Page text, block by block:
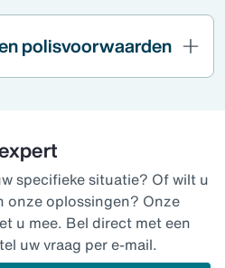
polisvoorwaarden
specifieke situatie? Of wilt u
onze oplossingen? Onze
u mee. Bel direct met een
uw vraag per e-mail.